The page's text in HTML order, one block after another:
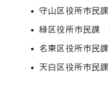
守山区役所市
緑区役所市民
名東区役所市
天白区役所市